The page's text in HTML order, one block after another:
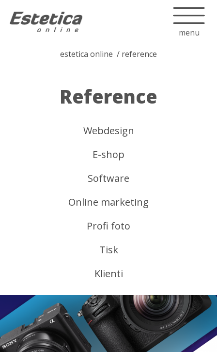
menu
estetica online
reference
Reference
Webdesign
E-shop
Software
Online marketing
Profi foto
Tisk
Klienti